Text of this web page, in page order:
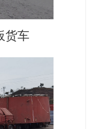
货车